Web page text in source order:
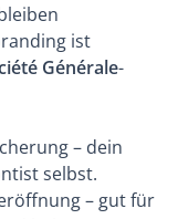
ist
Générale-
– dein
selbst.
– gut für